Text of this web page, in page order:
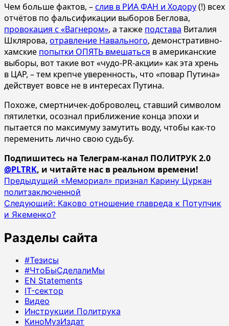
Чем больше фактов, –слив в РИА ФАН и Ходору(!) всех
отчётов по фальсификации выборов Беглова,
провокация с «Вагнером», а также подстава Виталия
Шклярова, отравление Навального, демонстративно-
хамские попытки ОПЯТЬ вмешаться в американские
выборы, вот такие вот «чудо-PR-акции» как эта хрень
в ЦАР, – тем крепче уверенность, что «повар Путина»
действует вовсе не в интересах Путина.
Похоже, смертничек-доброволец, ставший символом
пятилетки, осознал приближение конца эпохи и
пытается по максимуму замутить воду, чтобы как-то
переменить лично свою судьбу.
Подпишитесь на Телеграм-канал ПОЛИТРУК 2.0
@PLTRK, и читайте нас в реальном времени!
Навигация
записи
Предыдущий «Мемориал» признал Карину Цуркан
политзаключенной
Следующий: Каково отношение главреда к Потупчик
и Якеменко?
Разделы сайта
#Тезисы
#ЧтоБыСделалиМы
EN Statements
IT-сектор
Видео
Инструкции Политрука
КиноМузИздат